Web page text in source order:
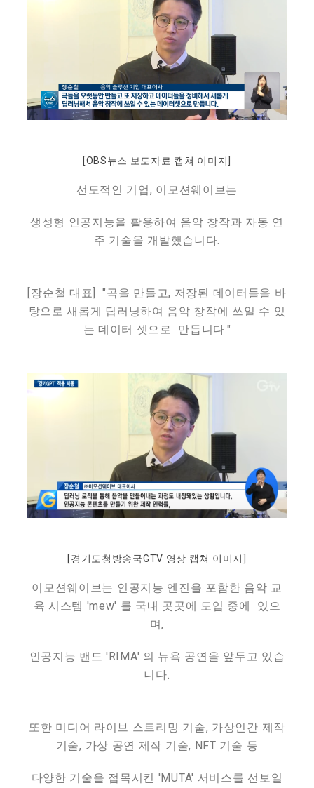
[OBS뉴스 보도자료 캡쳐 이미지]
선도적인 기업, 이모션웨이브는
생성형 인공지능을 활용하여 음악 창작과 자동 연
주 기술을 개발했습니다.
[장순철 대표] "곡을 만들고, 저장된 데이터들을 바
탕으로 새롭게 딥러닝하여 음악 창작에 쓰일 수 있
는 데이터 셋으로 만듭니다."
[경기도청방송국GTV 영상 캡쳐 이미지]
이모션웨이브는 인공지능 엔진을 포함한 음악 교
육 시스템 'mew' 를 국내 곳곳에 도입 중에 있으
며,
인공지능 밴드 'RIMA' 의 뉴욕 공연을 앞두고 있습
니다.
또한 미디어 라이브 스트리밍 기술, 가상인간 제작
기술, 가상 공연 제작 기술, NFT 기술 등
다양한 기술을 접목시킨 'MUTA' 서비스를 선보일